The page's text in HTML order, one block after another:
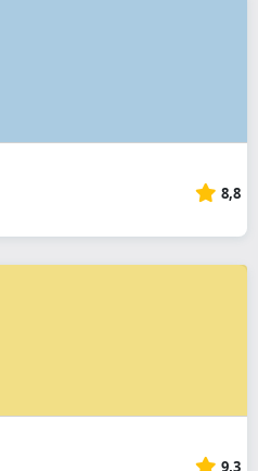
8,8
9,3